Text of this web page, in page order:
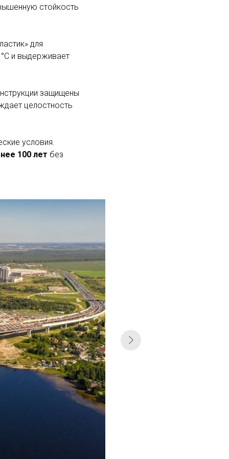
стойкость
для
и выдерживает
защищены
целостность
условия.
100 лет без